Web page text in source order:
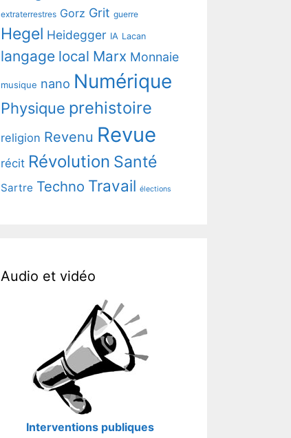
extraterrestres Gorz Grit guerre
Hegel Heidegger IA Lacan
langage local Marx Monnaie
musique nano Numérique
Physique prehistoire
religion Revenu Revue
récit Révolution Santé
Sartre Techno Travail élections
Audio et vidéo
Interventions publiques